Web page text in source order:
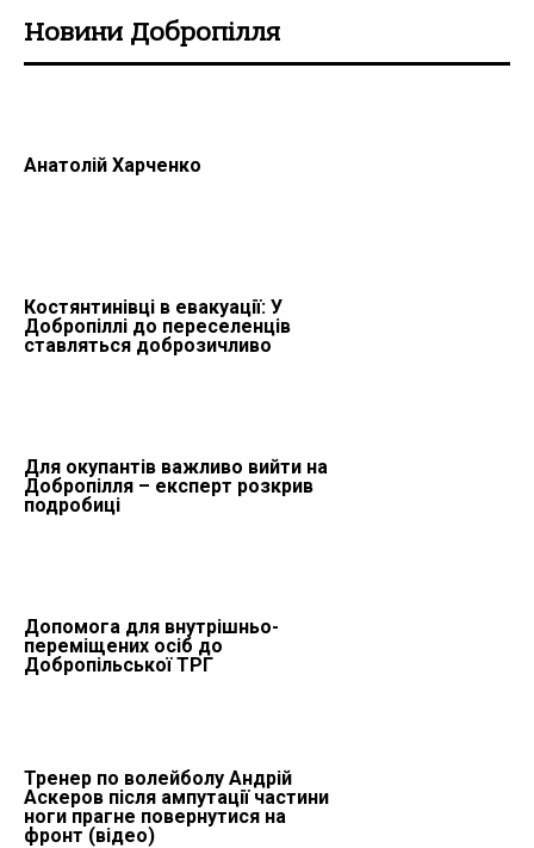
Новини Добропілля
Анатолій Харченко
Костянтинівці в евакуації: У
Добропіллі до переселенців
ставляться доброзичливо
Для окупантів важливо вийти на
Добропілля – експерт розкрив
подробиці
Допомога для внутрішньо-
переміщених осіб до
Добропільської ТРГ
Тренер по волейболу Андрій
Аскеров після ампутації частини
ноги прагне повернутися на
фронт (відео)